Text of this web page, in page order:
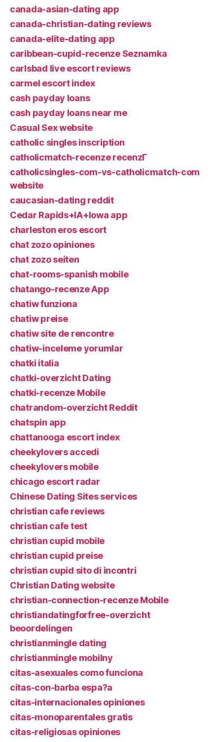
canada-asian-dating app
canada-christian-dating reviews
canada-elite-dating app
caribbean-cupid-recenze Seznamka
carlsbad live escort reviews
carmel escort index
cash payday loans
cash payday loans near me
Casual Sex website
catholic singles inscription
catholicmatch-recenze recenzГ­
catholicsingles-com-vs-catholicmatch-com
website
caucasian-dating reddit
Cedar Rapids+IA+Iowa app
charleston eros escort
chat zozo opiniones
chat zozo seiten
chat-rooms-spanish mobile
chatango-recenze App
chatiw funziona
chatiw preise
chatiw site de rencontre
chatiw-inceleme yorumlar
chatki italia
chatki-overzicht Dating
chatki-recenze Mobile
chatrandom-overzicht Reddit
chatspin app
chattanooga escort index
cheekylovers accedi
cheekylovers mobile
chicago escort radar
Chinese Dating Sites services
christian cafe reviews
christian cafe test
christian cupid mobile
christian cupid preise
christian cupid sito di incontri
Christian Dating website
christian-connection-recenze Mobile
christiandatingforfree-overzicht
beoordelingen
christianmingle dating
christianmingle mobilny
citas-asexuales como funciona
citas-con-barba espa?a
citas-internacionales opiniones
citas-monoparentales gratis
citas-religiosas opiniones